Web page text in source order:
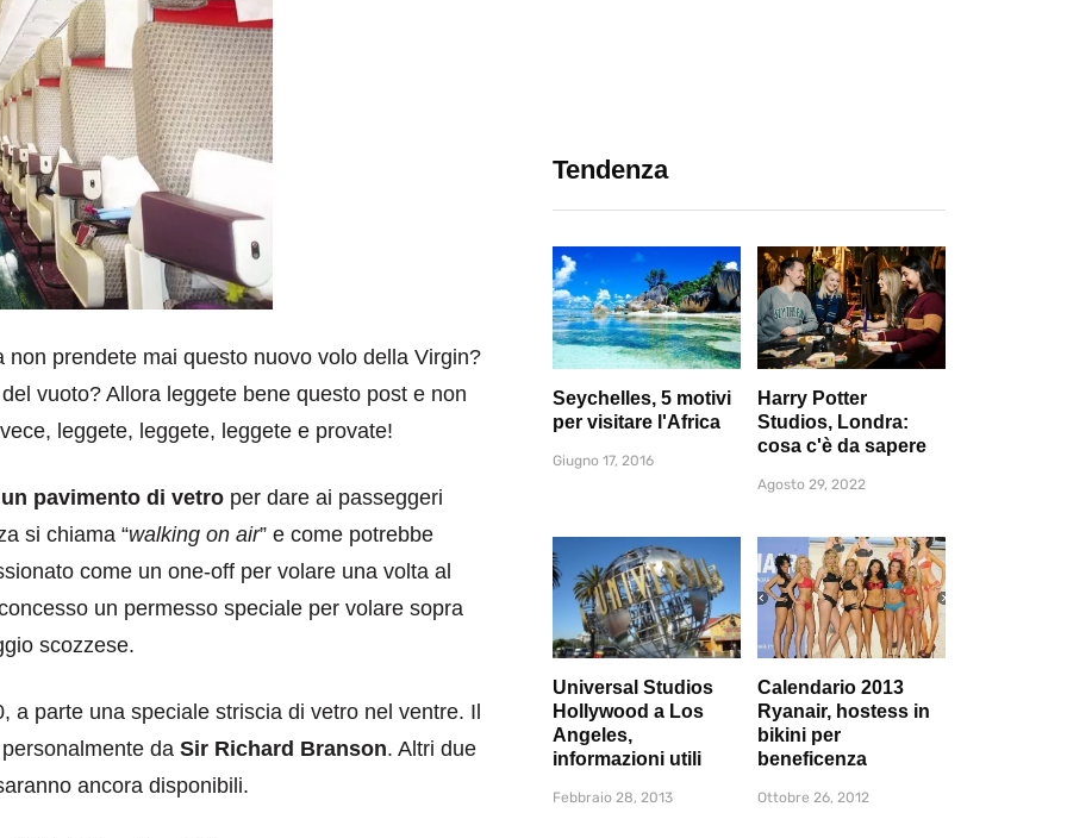
prendete mai questo nuovo volo della Virgin?
vuoto? Allora leggete bene questo post e non
leggete, leggete, leggete e provate!
pavimento di vetro per dare ai passeggeri
si chiama “walking on air” e come potrebbe
come un one-off per volare una volta al
un permesso speciale per volare sopra
scozzese.
a parte una speciale striscia di vetro nel ventre. Il
da Sir Richard Branson. Altri due
ancora disponibili.
Tendenza
Seychelles, 5 motivi
per visitare l'Africa
Giugno 17, 2016
Harry Potter
Studios, Londra:
cosa c'è da sapere
Agosto 29, 2022
Universal Studios
Hollywood a Los
Angeles,
informazioni utili
Febbraio 28, 2013
Calendario 2013
Ryanair, hostess in
bikini per
beneficenza
Ottobre 26, 2012